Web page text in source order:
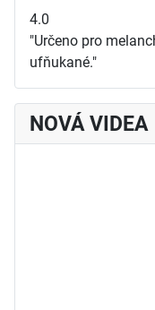
4.0
"Určeno pro
ufňukané."
NOVÁ VIDEA